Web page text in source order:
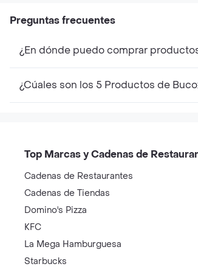
Preguntas frecuentes
¿En dónde puedo comprar
¿Cúales son los 5 Productos de
Top Marcas y Cadenas de
Cadenas de Restaurantes
Cadenas de Tiendas
Domino's Pizza
KFC
La Mega Hamburguesa
Starbucks